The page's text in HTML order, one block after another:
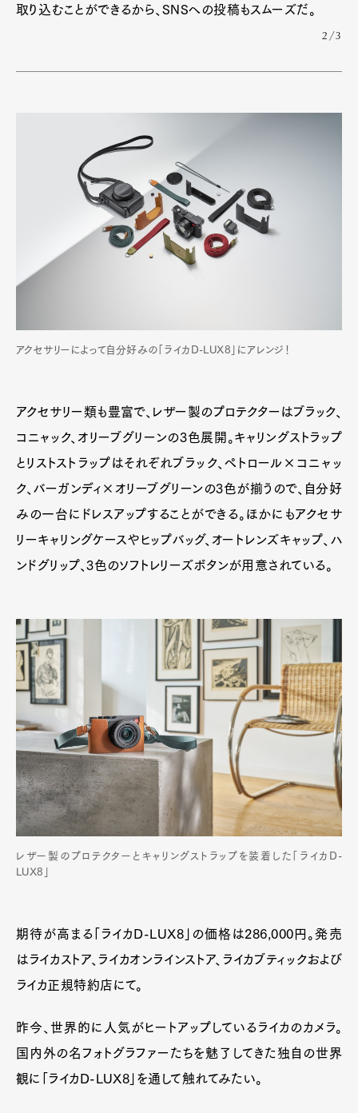
取り込むことができるから、SNSへの投稿もスムーズだ。
2/3
アクセサリーによって自分好みの「ライカD-LUX8」にアレンジ！
アクセサリー類も豊富で、レザー製のプロテクターはブラック、
コニャック、オリーブグリーンの3色展開。キャリングストラップ
とリストストラップはそれぞれブラック、ペトロール×コニャッ
ク、バーガンディ×オリーブグリーンの3色が揃うので、自分好
みの一台にドレスアップすることができる。ほかにもアクセサ
リーキャリングケースやヒップバッグ、オートレンズキャップ、ハ
ンドグリップ、3色のソフトレリーズボタンが用意されている。
レザー製のプロテクターとキャリングストラップを装着した「ライカD-
LUX8」
期待が高まる「ライカD-LUX8」の価格は286,000円。発売
はライカストア、ライカオンラインストア、ライカブティックおよび
ライカ正規特約店にて。
昨今、世界的に人気がヒートアップしているライカのカメラ。
国内外の名フォトグラファーたちを魅了してきた独自の世界
観に「ライカD-LUX8」を通して触れてみたい。